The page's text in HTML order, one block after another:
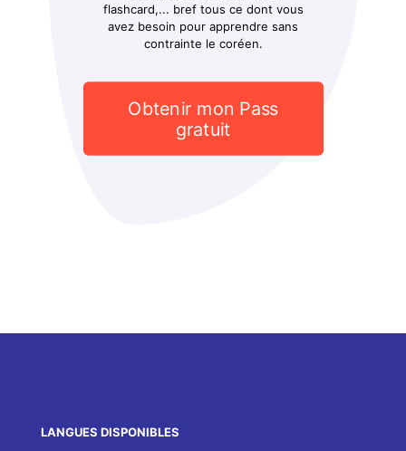
flashcard,... bref tous ce dont vous
avez besoin pour apprendre sans
contrainte le coréen.
Obtenir mon Pass
gratuit
LANGUES DISPONIBLES